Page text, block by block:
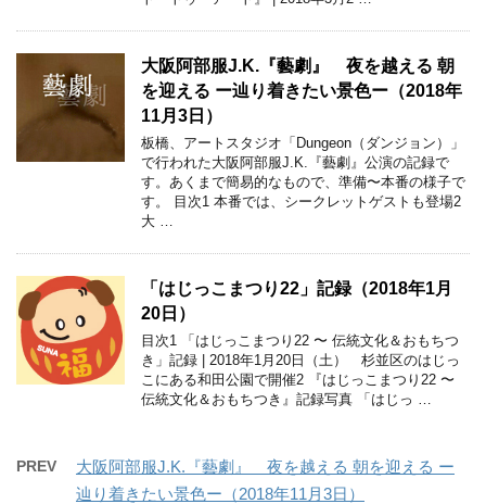
大阪阿部服J.K.『藝劇』 夜を越える 朝
を迎える ー辿り着きたい景色ー（2018年
11月3日）
板橋、アートスタジオ「Dungeon（ダンジョン）」
で行われた大阪阿部服J.K.『藝劇』公演の記録で
す。あくまで簡易的なもので、準備〜本番の様子で
す。 目次1 本番では、シークレットゲストも登場2
大 …
「はじっこまつり22」記録（2018年1月
20日）
目次1 「はじっこまつり22 〜 伝統文化＆おもちつ
き」記録 | 2018年1月20日（土） 杉並区のはじっ
こにある和田公園で開催2 『はじっこまつり22 〜
伝統文化＆おもちつき』記録写真 「はじっ …
PREV
大阪阿部服J.K.『藝劇』 夜を越える 朝を迎える ー
辿り着きたい景色ー（2018年11月3日）